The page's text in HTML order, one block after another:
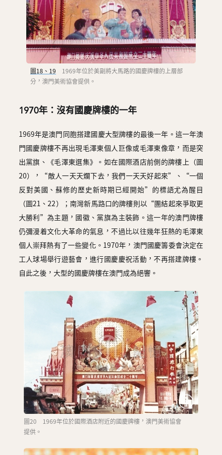
圖18、19 1969年位於美副將大馬路的國慶牌樓的上層部
分，澳門美術協會提供。
1970年：沒有國慶牌樓的一年
1969年是澳門同胞搭建國慶大型牌樓的最後一年。這一年澳
門國慶牌樓不再出現毛澤東個人巨像或毛澤東像章，而是突
出黨旗、《毛澤東選集》。如在國際酒店前側的牌樓上（圖
20），“敵人一天天爛下去，我們一天天好起來”、“一個
反對美國、蘇修的歷史新時期已經開始”的標語尤為醒目
（圖21、22）；南灣新馬路口的牌樓則以“團結起來爭取更
大勝利”為主題，國徽、黨旗為主裝飾。這一年的澳門牌樓
仍彌漫着文化大革命的氣息，不過比以往幾年狂熱的毛澤東
個人崇拜熱有了一些變化。1970年，澳門國慶籌委會決定在
工人球場舉行遊藝會，進行國慶慶祝活動，不再搭建牌樓。
自此之後，大型的國慶牌樓在澳門成為絕響。
圖20 1969年位於國際酒店附近的國慶牌樓，澳門美術協會
提供。